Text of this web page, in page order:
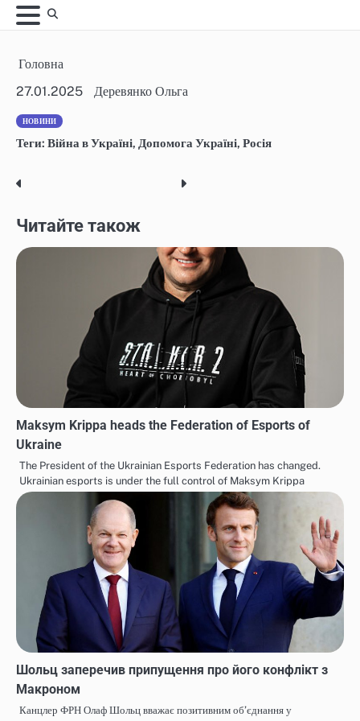
Skip
to
Головна
27.01.2025
Деревянко Ольга
НОВИНИ
Теги: Війна в Україні, Допомога Україні, Росія
Post
navigation
Читайте також
Maksym Krippa heads the Federation of Esports of
Ukraine
The President of the Ukrainian Esports Federation has changed.
Ukrainian esports is under the full control of Maksym Krippa
Шольц заперечив припущення про його конфлікт з
Макроном
Канцлер ФРН Олаф Шольц вважає позитивним об’єднання у